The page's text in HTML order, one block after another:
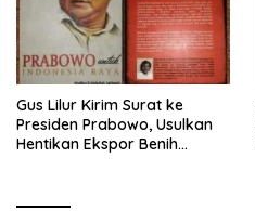
Gus Lilur Kirim Surat ke
Presiden Prabowo, Usulkan
Hentikan Ekspor Benih